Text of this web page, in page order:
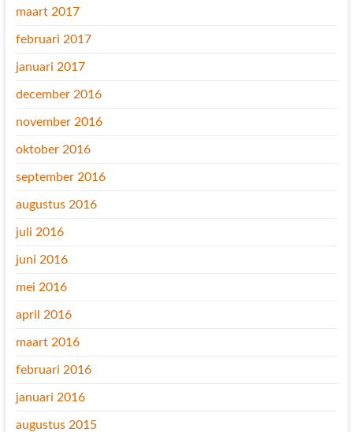
maart 2017
februari 2017
januari 2017
december 2016
november 2016
oktober 2016
september 2016
augustus 2016
juli 2016
juni 2016
mei 2016
april 2016
maart 2016
februari 2016
januari 2016
augustus 2015